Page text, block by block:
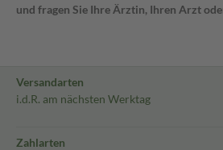
und fragen Sie Ihre Ärztin, Ihren Arzt
Versandarten
i.d.R. am nächsten Werktag
Zahlarten